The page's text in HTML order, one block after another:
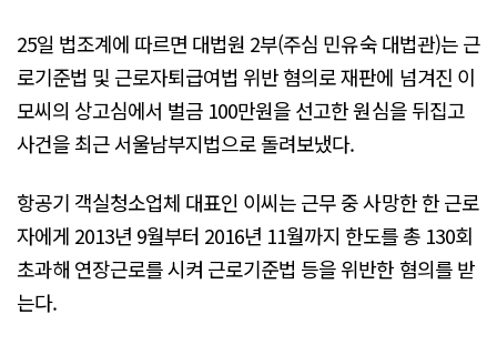
25일 법조계에 따르면 대법원 2부(주심 민유숙 대법관)는 근
로기준법 및 근로자퇴급여법 위반 혐의로 재판에 넘겨진 이
모씨의 상고심에서 벌금 100만원을 선고한 원심을 뒤집고
사건을 최근 서울남부지법으로 돌려보냈다.
항공기 객실청소업체 대표인 이씨는 근무 중 사망한 한 근로
자에게 2013년 9월부터 2016년 11월까지 한도를 총 130회
초과해 연장근로를 시켜 근로기준법 등을 위반한 혐의를 받
는다.